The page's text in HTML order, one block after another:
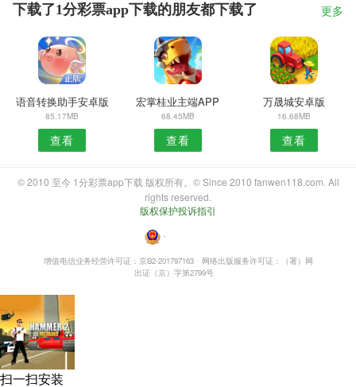
下载了1分彩票app下载的朋友都下载了 更多
语音转换助手安卓版
85.17MB
查看
宏掌桂业主端APP
68.45MB
查看
万晟城安卓版
16.68MB
查看
© 2010 至今 1分彩票app下载 版权所有。© Since 2010 fanwen118.com. All
rights reserved.
版权保护投诉指引
・
增值电信业务经营许可证：京B2-201797163
网络出版服务许可证：（署）网
出证（京）字第2799号
扫一扫安装